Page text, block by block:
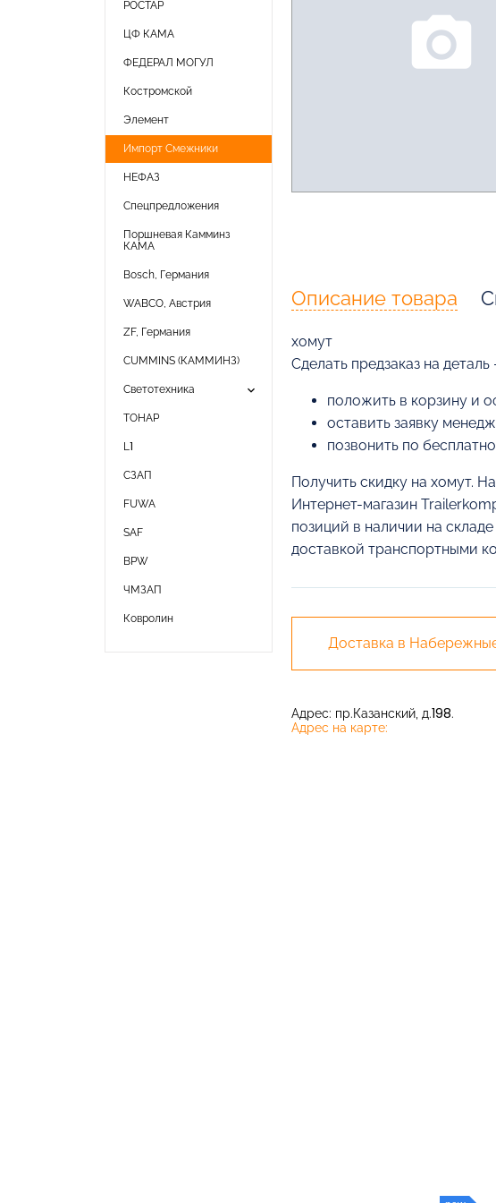
РОСТАР
ЦФ КАМА
ФЕДЕРАЛ МОГУЛ
Костромской
Элемент
Импорт Смежники
НЕФАЗ
Спецпредложения
Поршневая Камминз
КАМА
Bosch, Германия
WABCO, Австрия
ZF, Германия
CUMMINS (КАММИНЗ)
Светотехника keyboard_arrow_down
ТОНАР
L1
СЗАП
FUWA
SAF
BPW
ЧМЗАП
Ковролин
photo_camera
Описание товара
хомут
Cделать предзаказ на
положить в корзину и
оставить заявку
позвонить по
Получить скидку на хомут.
Интернет-магазин
позиций в наличии на
доставкой транспортными
Доставка в
Адрес: пр.Казанский, д.198.
Адрес на карте: